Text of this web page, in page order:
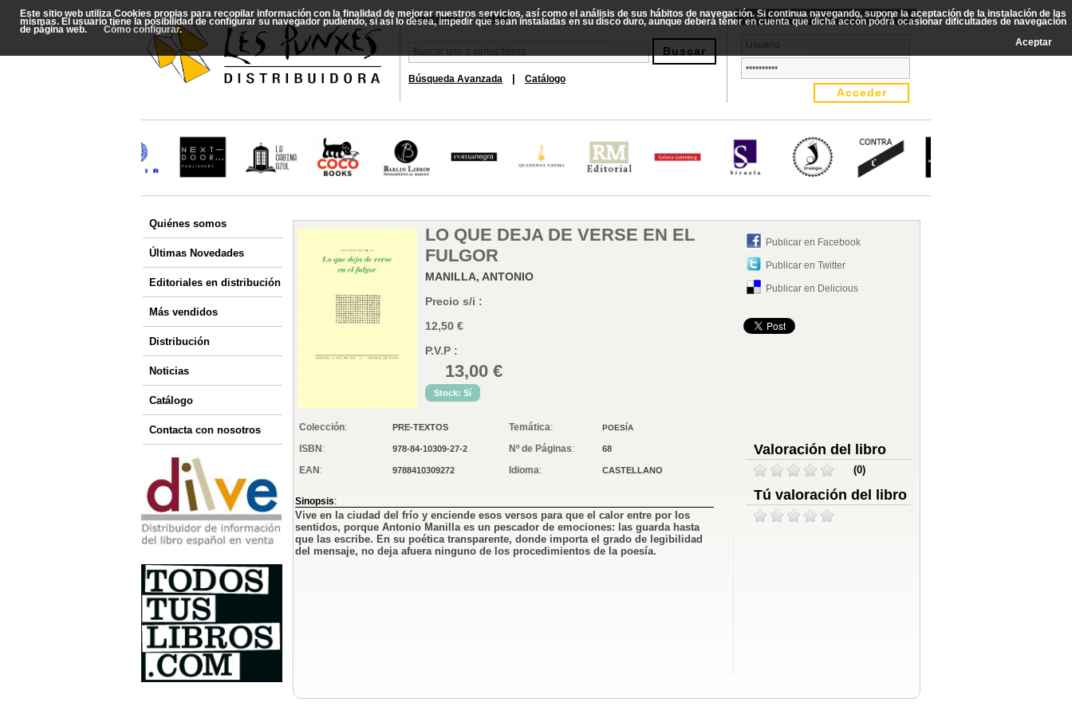
Castellano|Català
Búsqueda Avanzada Catálogo
Acceso a Editores, Librerías, Agentes
Quiénes somos
Últimas Novedades
Editoriales en distribución
Más vendidos
Distribución
Noticias
Catálogo
Contacta con nosotros
LO QUE DEJA DE VERSE EN EL
FULGOR
MANILLA, ANTONIO
Precio s/i :
12,50 €
P.V.P :
13,00 €
Stock: Sí
Colección: PRE-TEXTOS Temática: POESÍA
ISBN : 978-84-10309-27-2 Nº de Páginas: 68
EAN : 9788410309272 Idioma: CASTELLANO
Sinopsis:
Vive en la ciudad del frío y enciende esos versos para que el calor entre por los
sentidos, porque Antonio Manilla es un pescador de emociones: las guarda hasta
que las escribe. En su poética transparente, donde importa el grado de legibilidad
del mensaje, no deja afuera ninguno de los procedimientos de la poesía.
Publicar en Facebook
Publicar en Twitter
Publicar en Delicious
Valoración del libro
(0)
Tú valoración del libro
Este sitio web utiliza Cookies propias para recopilar información con la finalidad de mejorar nuestros servicios, así como el análisis de sus hábitos de navegación. Si continua navegando, supone la aceptación de la instalación de las
mismas. El usuario tiene la posibilidad de configurar su navegador pudiendo, si así lo desea, impedir que sean instaladas en su disco duro, aunque deberá tener en cuenta que dicha accón podrá ocasionar dificultades de navegación
de página web. Cómo configurar.
Aceptar